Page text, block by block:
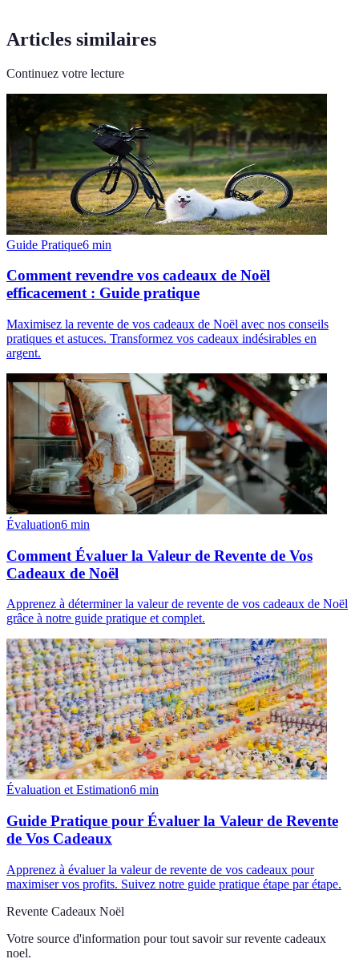
Articles similaires
Continuez votre lecture
Guide Pratique6 min
Comment revendre vos cadeaux de Noël
efficacement : Guide pratique
Maximisez la revente de vos cadeaux de Noël avec nos conseils
pratiques et astuces. Transformez vos cadeaux indésirables en
argent.
Évaluation6 min
Comment Évaluer la Valeur de Revente de Vos
Cadeaux de Noël
Apprenez à déterminer la valeur de revente de vos cadeaux de Noël
grâce à notre guide pratique et complet.
Évaluation et Estimation6 min
Guide Pratique pour Évaluer la Valeur de Revente
de Vos Cadeaux
Apprenez à évaluer la valeur de revente de vos cadeaux pour
maximiser vos profits. Suivez notre guide pratique étape par étape.
Revente Cadeaux Noël
Votre source d'information pour tout savoir sur revente cadeaux
noel.